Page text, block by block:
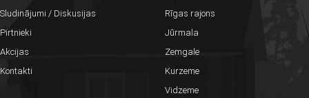
Sludinājumi / Diskusijas
Pirtnieki
Akcijas
Kontakti
Rīgas rajons
Jūrmala
Zemgale
Kurzeme
Vidzeme